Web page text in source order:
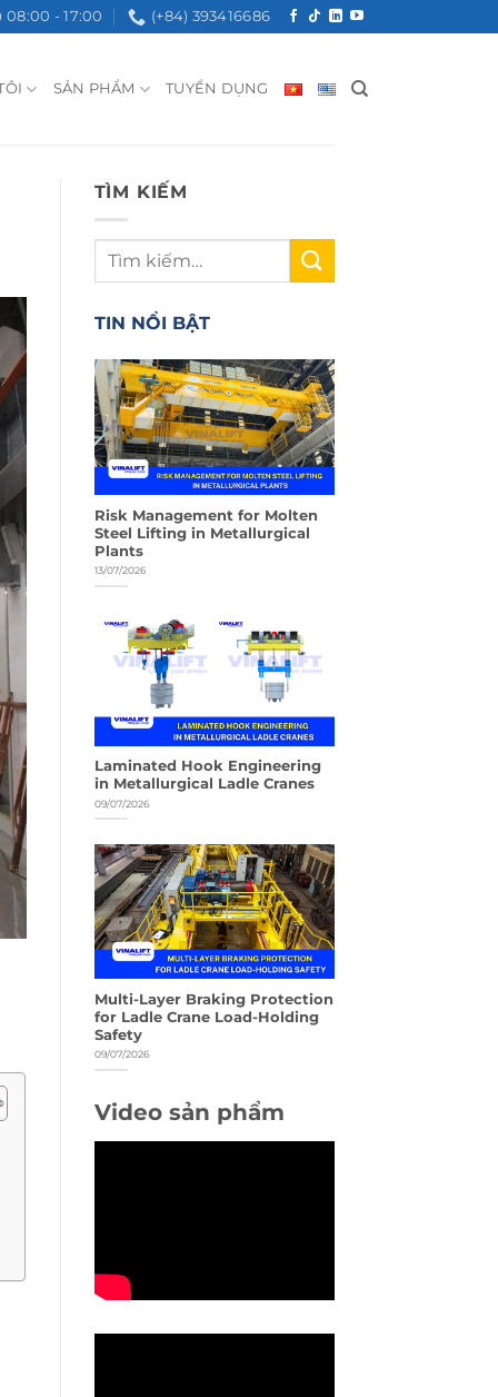
08:00 - 17:00 (+84) 393416686
SẢN PHẨM TUYỂN DỤNG
TÌM KIẾM
TIN NỔI BẬT
Risk Management for Molten
Steel Lifting in Metallurgical
Plants
13/07/2026
Laminated Hook Engineering
in Metallurgical Ladle Cranes
09/07/2026
Multi-Layer Braking Protection
for Ladle Crane Load-Holding
Safety
09/07/2026
Video sản phẩm